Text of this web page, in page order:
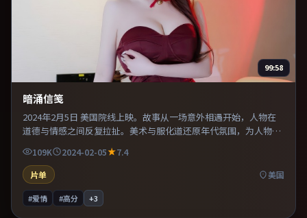
99:58
暗涌信笺
2024年2月5日 美国院线上映。故事从一场意外相遇开始，人物在
道德与情感之间反复拉扯。美术与服化道还原年代氛围，为人物动
机提供可信支撑。片尾留白意味深长，值得二刷细品台词与构图。
109K 2024-02-05
7.4
片单
美国
#爱情 #高分 +3